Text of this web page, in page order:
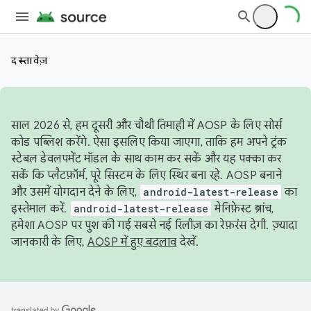
दस्तावेज़
साल 2026 से, हम दूसरी और चौथी तिमाही में AOSP के लिए सोर्स
कोड पब्लिश करेंगे. ऐसा इसलिए किया जाएगा, ताकि हम अपने ट्रंक
स्टेबल डेवलपमेंट मॉडल के साथ काम कर सकें और यह पक्का कर
सकें कि प्लैटफ़ॉर्म, पूरे सिस्टम के लिए स्थिर बना रहे. AOSP बनाने
और उसमें योगदान देने के लिए, android-latest-release का
इस्तेमाल करें.
android-latest-release मेनिफ़ेस्ट ब्रांच,
हमेशा AOSP पर पुश की गई सबसे नई रिलीज़ का रेफ़रंस देगी. ज़्यादा
जानकारी के लिए, AOSP में हुए बदलावदेखें.